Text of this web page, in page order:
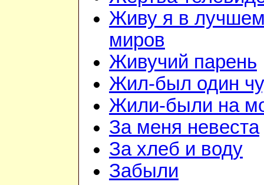
Живу я в
миров
Живучий парень
Жил-был один
Жили-были на
За меня невеста
За хлеб и воду
Забыли